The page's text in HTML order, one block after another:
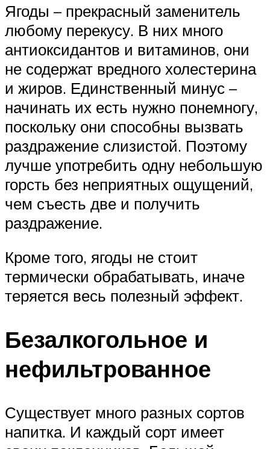
Ягоды – прекрасный заменитель
любому перекусу. В них много
антиоксидантов и витаминов, они
не содержат вредного холестерина
и жиров. Единственный минус –
начинать их есть нужно понемногу,
поскольку они способны вызвать
раздражение слизистой. Поэтому
лучше употребить одну небольшую
горсть без неприятных ощущений,
чем съесть две и получить
раздражение.
Кроме того, ягоды не стоит
термически обрабатывать, иначе
теряется весь полезный эффект.
Безалкогольное и
нефильтрованное
Существует много разных сортов
напитка. И каждый сорт имеет